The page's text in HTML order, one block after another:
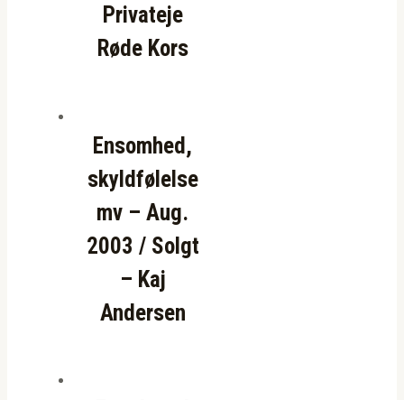
Privateje
Røde Kors
Ensomhed,
skyldfølelse
mv – Aug.
2003 / Solgt
– Kaj
Andersen